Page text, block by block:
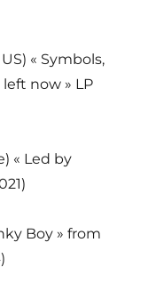
« Symbols,
left now » LP
« Led by
Boy » from